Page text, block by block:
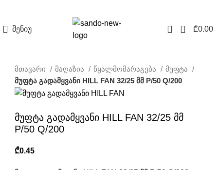
მენიუ 0 ₾0.00
მთავარი მაღაზია წყალმომარაგება
მუფტა
მუფტა გადამყვანი HILL FAN 32/25 მმ P/50 Q/200
მუფტა გადამყვანი HILL FAN 32/25 მმ
P/50 Q/200
₾